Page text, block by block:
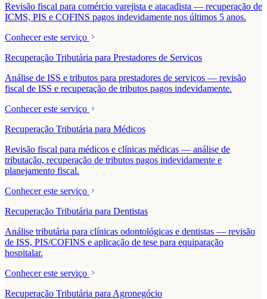
Revisão fiscal para comércio varejista e atacadista — recuperação de
ICMS, PIS e COFINS pagos indevidamente nos últimos 5 anos.
Conhecer este serviço
Recuperação Tributária para Prestadores de Serviços
Análise de ISS e tributos para prestadores de serviços — revisão
fiscal de ISS e recuperação de tributos pagos indevidamente.
Conhecer este serviço
Recuperação Tributária para Médicos
Revisão fiscal para médicos e clínicas médicas — análise de
tributação, recuperação de tributos pagos indevidamente e
planejamento fiscal.
Conhecer este serviço
Recuperação Tributária para Dentistas
Análise tributária para clínicas odontológicas e dentistas — revisão
de ISS, PIS/COFINS e aplicação de tese para equiparação
hospitalar.
Conhecer este serviço
Recuperação Tributária para Agronegócio